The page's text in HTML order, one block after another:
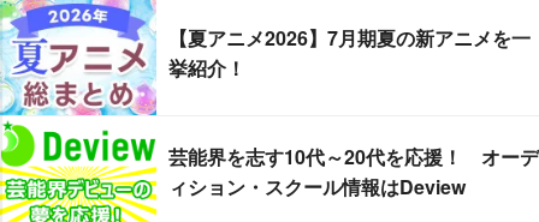
【夏アニメ2026】7月期夏の新アニメを一
挙紹介！
芸能界を志す10代～20代を応援！ オーデ
ィション・スクール情報はDeview